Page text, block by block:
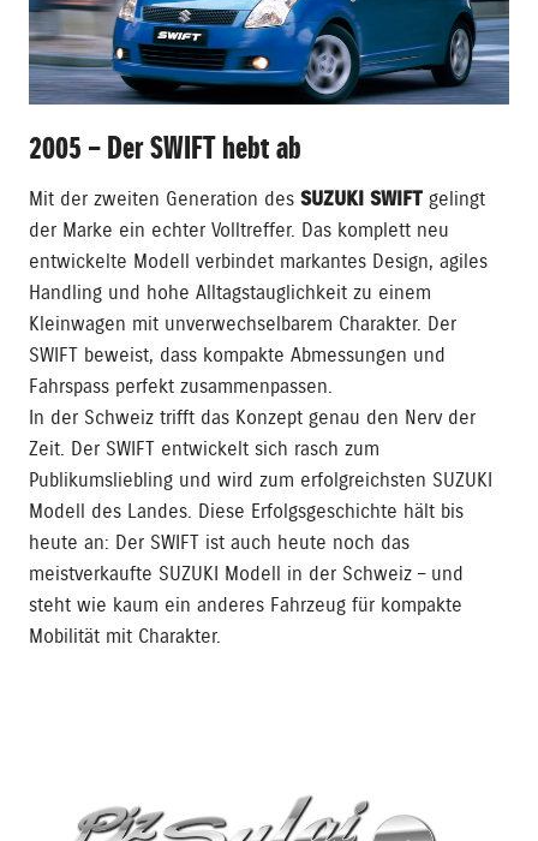
2005 – Der SWIFT hebt ab
Mit der zweiten Generation des SUZUKI SWIFT gelingt
der Marke ein echter Volltreffer. Das komplett neu
entwickelte Modell verbindet markantes Design, agiles
Handling und hohe Alltagstauglichkeit zu einem
Kleinwagen mit unverwechselbarem Charakter. Der
SWIFT beweist, dass kompakte Abmessungen und
Fahrspass perfekt zusammenpassen.
In der Schweiz trifft das Konzept genau den Nerv der
Zeit. Der SWIFT entwickelt sich rasch zum
Publikumsliebling und wird zum erfolgreichsten SUZUKI
Modell des Landes. Diese Erfolgsgeschichte hält bis
heute an: Der SWIFT ist auch heute noch das
meistverkaufte SUZUKI Modell in der Schweiz – und
steht wie kaum ein anderes Fahrzeug für kompakte
Mobilität mit Charakter.